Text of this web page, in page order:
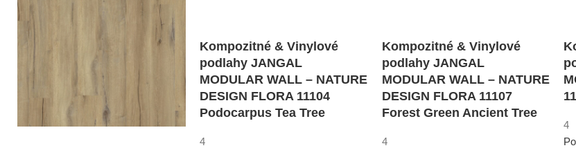
Kompozitné & Vinylové
podlahy JANGAL
MODULAR WALL – NATURE
DESIGN FLORA 11104
Podocarpus Tea Tree
4
Kompozitné & Vinylové
podlahy JANGAL
MODULAR WALL – NATURE
DESIGN FLORA 11107
Forest Green Ancient Tree
4
4